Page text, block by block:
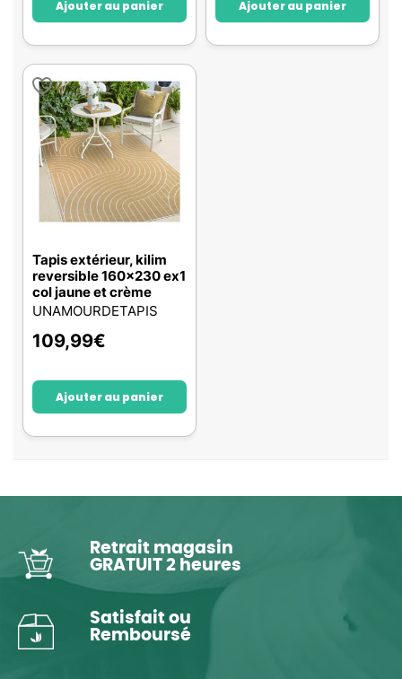
Ajouter au panier Ajouter au panier
Tapis extérieur, kilim
reversible 160x230 ex1
col jaune et crème
UNAMOURDETAPIS
109,99€
Ajouter au panier
Retrait magasin
GRATUIT 2 heures
Satisfait ou
Remboursé